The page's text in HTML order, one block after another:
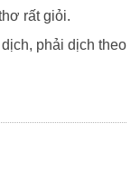
rất giỏi.
phải dịch theo